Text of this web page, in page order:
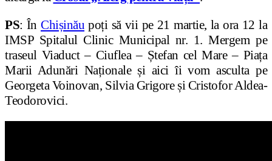
PS: În Chișinău poți să vii pe 21 martie, la ora 12 la
IMSP Spitalul Clinic Municipal nr. 1. Mergem pe
traseul Viaduct – Ciuflea – Ștefan cel Mare – Piața
Marii Adunări Naționale și aici îi vom asculta pe
Georgeta Voinovan, Silvia Grigore și Cristofor Aldea-
Teodorovici.